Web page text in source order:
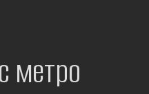
метро